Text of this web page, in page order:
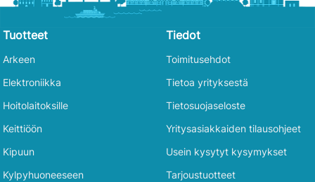
Tuotteet
Arkeen
Elektroniikka
Hoitolaitoksille
Keittiöön
Kipuun
Kylpyhuoneeseen
Tiedot
Toimitusehdot
Tietoa yrityksestä
Tietosuojaseloste
Yritysasiakkaiden tilausohjeet
Usein kysytyt kysymykset
Tarjoustuotteet